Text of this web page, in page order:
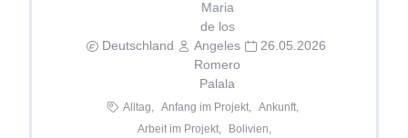
Deutschland
Maria
de los
Angeles
Romero
Palala
26.05.2026
Alltag, Anfang im Projekt,
Ankunft,
Arbeit im Projekt,
Bolivien,